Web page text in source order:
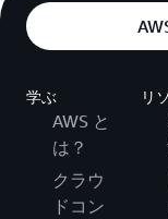
学ぶ
AWS と
は？
クラウ
ドコン
リ